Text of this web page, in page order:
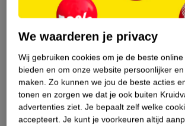
een natuurlijk ogend en glanzend
en beste haarkleuringen voor jou,
waard bent!
*Instrumentele test.
We waarderen je privacy
Wij gebruiken cookies om je de beste
bieden en om onze website persoonlijker
maken. Zo kunnen we jou de beste acties
tonen en zorgen we dat je ook buiten
advertenties ziet. Je bepaalt zelf welke
accepteert. Je kunt je voorkeuren altijd